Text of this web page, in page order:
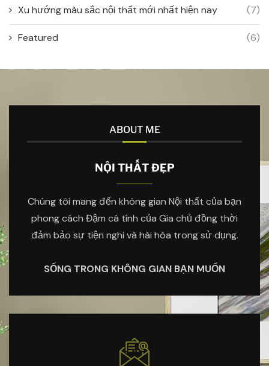
Xu hướng màu sắc nội thất mới nhất hiện nay (7)
Featured (6)
ABOUT ME
NỘI THẤT ĐẸP
Chúng tôi mang đến không gian Nội thất của bạn
phong cách Đậm cá tính của Gia chủ đồng thời
đảm bảo sự tiện nghi và hài hòa trong sử dụng.
SỐNG TRONG KHÔNG GIAN BẠN MUỐN